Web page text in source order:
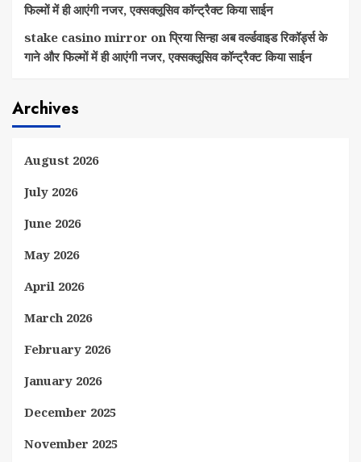
फिल्मों में ही आएंगी नजर, एक्सक्लूसिव कॉन्ट्रैक्ट किया साईन
stake casino mirror onप्रिया सिन्हा अब वर्ल्डवाइड रिकॉर्ड्स के
गाने और फिल्मों में ही आएंगी नजर, एक्सक्लूसिव कॉन्ट्रैक्ट किया साईन
Archives
August 2026
July 2026
June 2026
May 2026
April 2026
March 2026
February 2026
January 2026
December 2025
November 2025